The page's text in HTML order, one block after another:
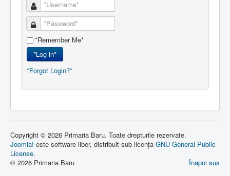
*Remember Me*
*Log in*
*Forgot Login?*
Copyright © 2026 Primaria Baru. Toate drepturile rezervate.
Joomla! este software liber, distribuit sub licența GNU General Public
License.
Înapoi sus
© 2026 Primaria Baru